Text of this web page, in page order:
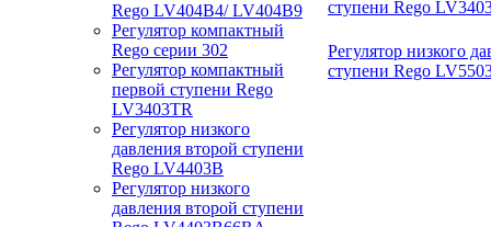
Rego LV404B4/ LV404B9
Регулятор компактный
Rego серии 302
Регулятор компактный
первой ступени Rego
LV3403TR
Регулятор низкого
давления второй ступени
Rego LV4403B
Регулятор низкого
давления второй ступени
ступени Rego
Регулятор низкого
ступени Rego